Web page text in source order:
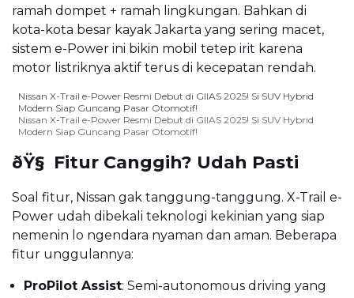
ramah dompet + ramah lingkungan. Bahkan di
kota-kota besar kayak Jakarta yang sering macet,
sistem e-Power ini bikin mobil tetep irit karena
motor listriknya aktif terus di kecepatan rendah.
Nissan X-Trail e-Power Resmi Debut di GIIAS 2025! Si SUV Hybrid
Modern Siap Guncang Pasar Otomotif!
Nissan X-Trail e-Power Resmi Debut di GIIAS 2025! Si SUV Hybrid
Modern Siap Guncang Pasar Otomotif!
ðŸ§ Fitur Canggih? Udah Pasti
Soal fitur, Nissan gak tanggung-tanggung. X-Trail e-
Power udah dibekali teknologi kekinian yang siap
nemenin lo ngendara nyaman dan aman. Beberapa
fitur unggulannya:
ProPilot Assist: Semi-autonomous driving yang